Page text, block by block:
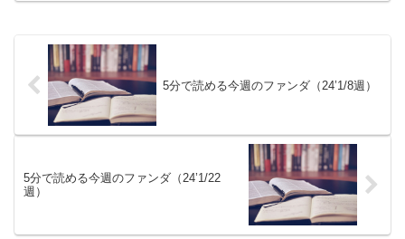
5分で読める今週のファンダ（24’1/8週）
5分で読める今週のファンダ（24’1/22
週）